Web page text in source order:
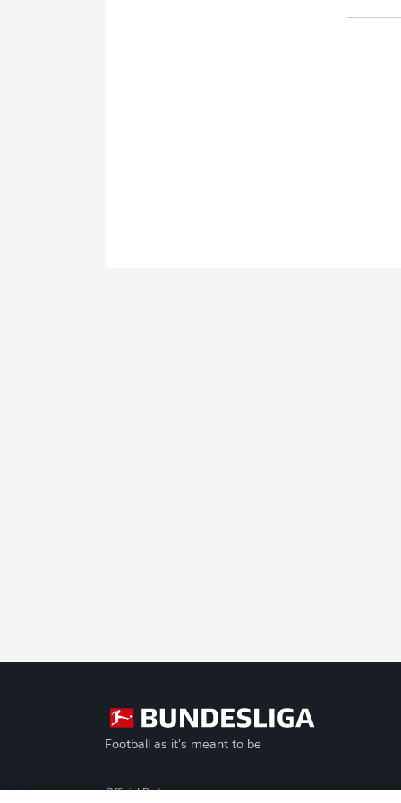
Football as it's meant to be
Official Partners